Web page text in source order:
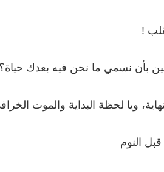
!
بأن نسمي ما نحن فيه بعدك حياة؟
ويا لحظة البداية والموت
النوم